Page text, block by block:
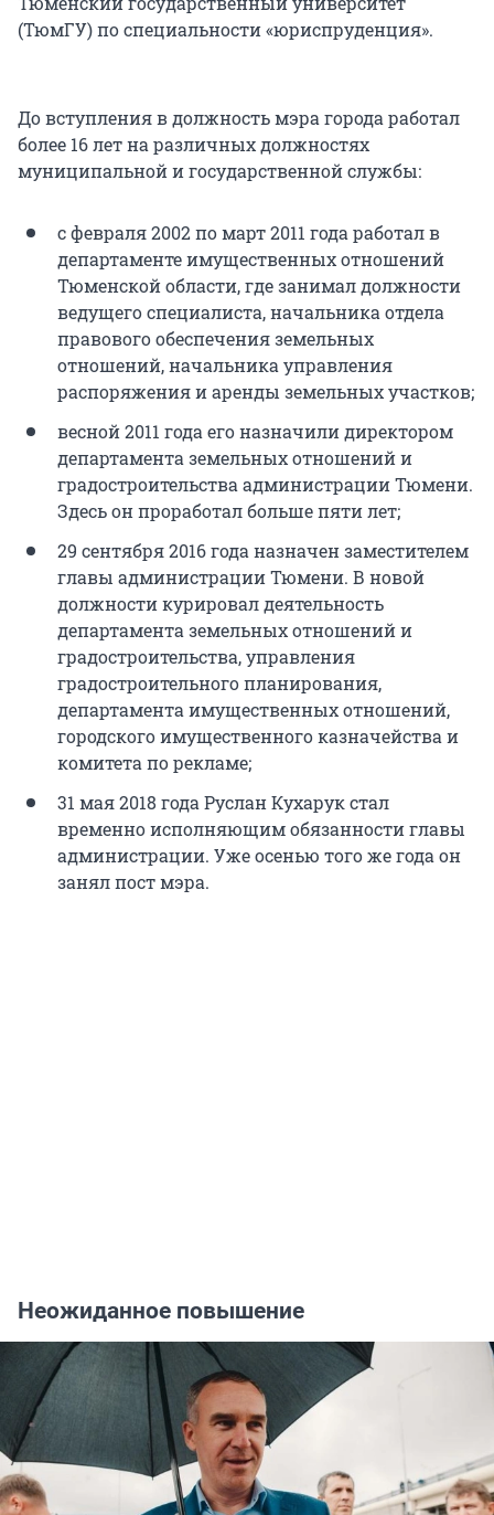
(ТюмГУ) по специальности «юриспруденция».
До вступления в должность мэра города работал
более 16 лет на различных должностях
муниципальной и государственной службы:
с февраля 2002 по март 2011 года работал в
департаменте имущественных отношений
Тюменской области, где занимал должности
ведущего специалиста, начальника отдела
правового обеспечения земельных
отношений, начальника управления
распоряжения и аренды земельных участков;
весной 2011 года его назначили директором
департамента земельных отношений и
градостроительства администрации Тюмени.
Здесь он проработал больше пяти лет;
29 сентября 2016 года назначен заместителем
главы администрации Тюмени. В новой
должности курировал деятельность
департамента земельных отношений и
градостроительства, управления
градостроительного планирования,
департамента имущественных отношений,
городского имущественного казначейства и
комитета по рекламе;
31 мая 2018 года Руслан Кухарук стал
временно исполняющим обязанности главы
администрации. Уже осенью того же года он
занял пост мэра.
Неожиданное повышение